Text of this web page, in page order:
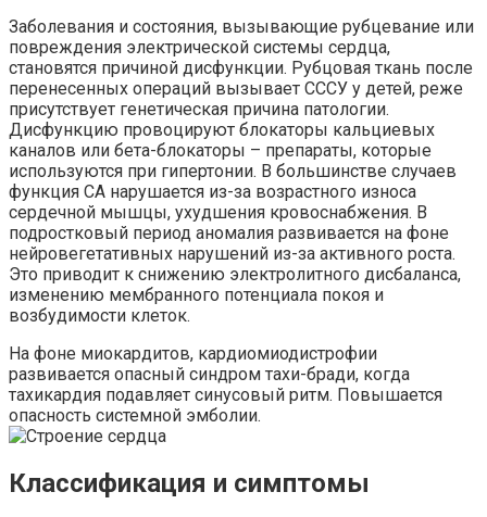
Заболевания и состояния, вызывающие рубцевание или
повреждения электрической системы сердца,
становятся причиной дисфункции. Рубцовая ткань после
перенесенных операций вызывает СССУ у детей, реже
присутствует генетическая причина патологии.
Дисфункцию провоцируют блокаторы кальциевых
каналов или бета-блокаторы – препараты, которые
используются при гипертонии. В большинстве случаев
функция СА нарушается из-за возрастного износа
сердечной мышцы, ухудшения кровоснабжения. В
подростковый период аномалия развивается на фоне
нейровегетативных нарушений из-за активного роста.
Это приводит к снижению электролитного дисбаланса,
изменению мембранного потенциала покоя и
возбудимости клеток.
На фоне миокардитов, кардиомиодистрофии
развивается опасный синдром тахи-бради, когда
тахикардия подавляет синусовый ритм. Повышается
опасность системной эмболии.
Классификация и симптомы